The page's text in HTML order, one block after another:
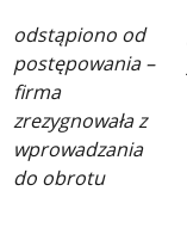
odstąpiono od
postępowania –
firma
zrezygnowała z
wprowadzania
do obrotu